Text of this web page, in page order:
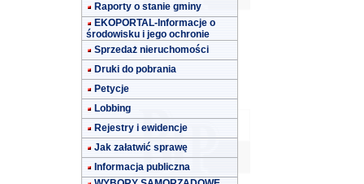
Raporty o stanie gminy
EKOPORTAL-Informacje o
środowisku i jego ochronie
Sprzedaż nieruchomości
Druki do pobrania
Petycje
Lobbing
Rejestry i ewidencje
Jak załatwić sprawę
Informacja publiczna